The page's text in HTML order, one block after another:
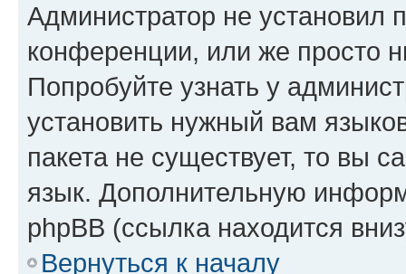
Администратор не установил
конференции, или же просто
Попробуйте узнать у
установить нужный вам
пакета не существует, то вы
язык. Дополнительную
phpBB (ссылка находится
Вернуться к началу